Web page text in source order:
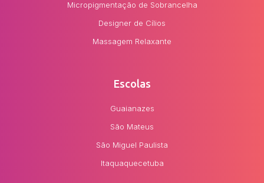
Micropigmentação de Sobrancelha
Designer de Cílios
Massagem Relaxante
Escolas
Guaianazes
São Mateus
São Miguel Paulista
Itaquaquecetuba